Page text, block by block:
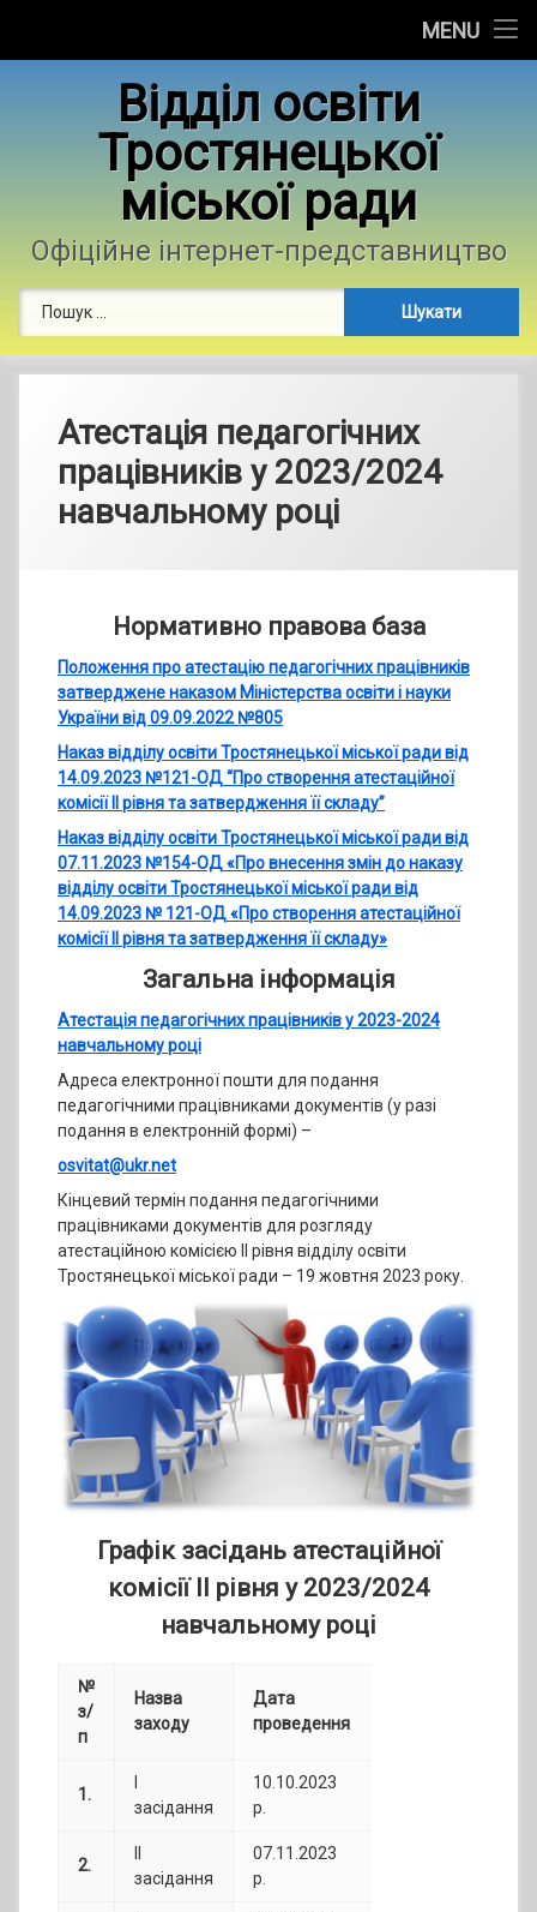
MENU
Контакти
Фотогалерея
Відділ освіти
Тростянецької
міської ради
Офіційне інтернет-представництво
Атестація педагогічних
працівників у 2023/2024
навчальному році
Нормативно правова база
Положення про атестацію педагогічних працівників
затверджене наказом Міністерства освіти і науки
України від 09.09.2022 №805
Наказ відділу освіти Тростянецької міської ради від
14.09.2023 №121-ОД “Про створення атестаційної
комісії ІІ рівня та затвердження її складу”
Наказ відділу освіти Тростянецької міської ради від
07.11.2023 №154-ОД «Про внесення змін до наказу
відділу освіти Тростянецької міської ради від
14.09.2023 № 121-ОД «Про створення атестаційної
комісії ІІ рівня та затвердження її складу»
Загальна інформація
Атестація педагогічних працівників у 2023-2024
навчальному році
Адреса електронної пошти для подання
педагогічними працівниками документів (у разі
подання в електронній формі) –
osvitat@ukr.net
Кінцевий термін подання педагогічними
працівниками документів для розгляду
атестаційною комісією ІІ рівня відділу освіти
Тростянецької міської ради – 19 жовтня 2023 року.
Графік засідань атестаційної
комісії ІІ рівня у 2023/2024
навчальному році
№
з/
п
Назва
заходу
Дата
проведення
1.
засідання
10.10.2023
р.
2.
засідання
07.11.2023
р.